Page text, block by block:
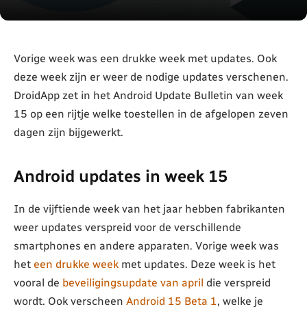
Vorige week was een drukke week met updates. Ook
deze week zijn er weer de nodige updates verschenen.
DroidApp zet in het Android Update Bulletin van week
15 op een rijtje welke toestellen in de afgelopen zeven
dagen zijn bijgewerkt.
Android updates in week 15
In de vijftiende week van het jaar hebben fabrikanten
weer updates verspreid voor de verschillende
smartphones en andere apparaten. Vorige week was
het een drukke week met updates. Deze week is het
vooral de beveiligingsupdate van april die verspreid
wordt. Ook verscheen Android 15 Beta 1, welke je